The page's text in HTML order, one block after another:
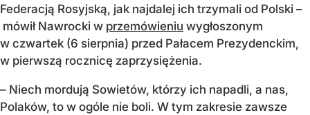
Federacją Rosyjską, jak najdalej ich trzymali od Polski –
mówił Nawrocki w przemówieniu wygłoszonym
w czwartek (6 sierpnia) przed Pałacem Prezydenckim,
w pierwszą rocznicę zaprzysiężenia.
– Niech mordują Sowietów, którzy ich napadli, a nas,
Polaków, to w ogóle nie boli. W tym zakresie zawsze